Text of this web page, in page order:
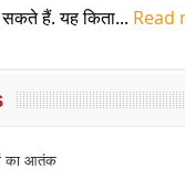
हैं. यह किता... Read
का आतंक